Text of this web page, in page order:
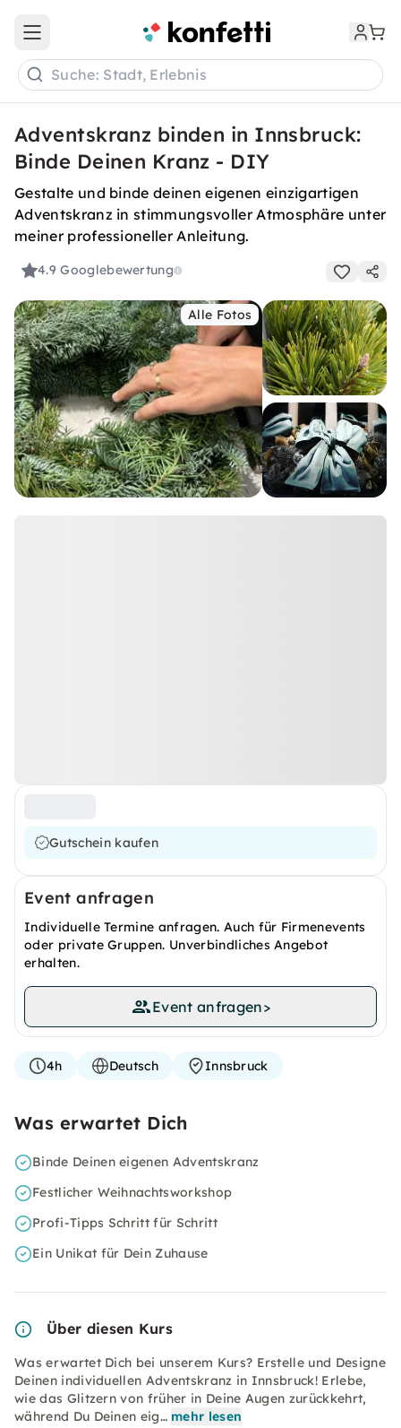
Open main menu
Suche: Stadt, Erlebnis
Adventskranz binden in Innsbruck:
Binde Deinen Kranz - DIY
Gestalte und binde deinen eigenen einzigartigen
Adventskranz in stimmungsvoller Atmosphäre unter
meiner professioneller Anleitung.
4.9Googlebewertung
Alle Fotos
Gutschein kaufen
Event anfragen
Individuelle Termine anfragen. Auch für Firmenevents
oder private Gruppen. Unverbindliches Angebot
erhalten.
Event anfragen>
4h Deutsch Innsbruck
Was erwartet Dich
Binde Deinen eigenen Adventskranz
Festlicher Weihnachtsworkshop
Profi-Tipps Schritt für Schritt
Ein Unikat für Dein Zuhause
Über diesen Kurs
Was erwartet Dich bei unserem Kurs? Erstelle und Designe
Deinen individuellen Adventskranz in Innsbruck! Erlebe,
wie das Glitzern von früher in Deine Augen zurückkehrt,
während Du Deinen eig… mehr lesen